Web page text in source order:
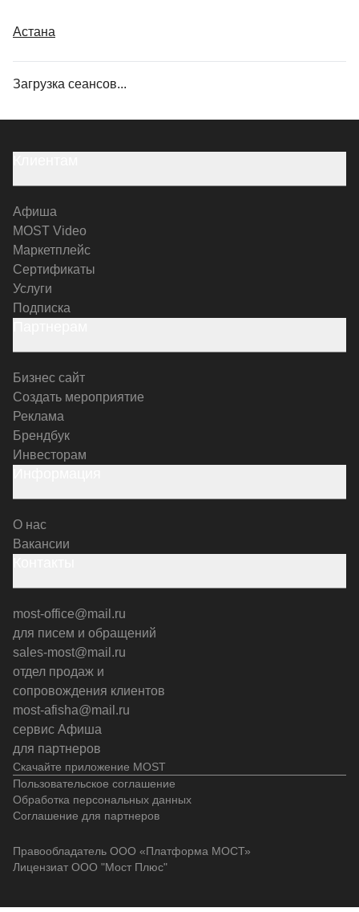
Астана
Загрузка сеансов...
Скачайте приложение MOST
Афиша
MOST Video
Маркетплейс
Сертификаты
Услуги
Подписка
Бизнес сайт
Создать мероприятие
Реклама
Брендбук
Инвесторам
О нас
Вакансии
most-office@mail.ru
для писем и обращений
sales-most@mail.ru
отдел продаж и
сопровождения клиентов
most-afisha@mail.ru
сервис Афиша
для партнеров
Пользовательское соглашение
Обработка персональных данных
Соглашение для партнеров
Правообладатель ООО «Платформа МОСТ»
Лицензиат ООО "Мост Плюс"